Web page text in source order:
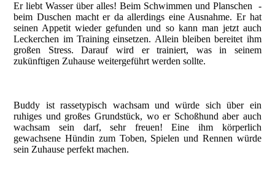
Er liebt Wasser über alles! Beim Schwimmen und Planschen -
beim Duschen macht er da allerdings eine Ausnahme. Er hat
seinen Appetit wieder gefunden und so kann man jetzt auch
Leckerchen im Training einsetzen. Allein bleiben bereitet ihm
großen Stress. Darauf wird er trainiert, was in seinem
zukünftigen Zuhause weitergeführt werden sollte.
Buddy ist rassetypisch wachsam und würde sich über ein
ruhiges und großes Grundstück, wo er Schoßhund aber auch
wachsam sein darf, sehr freuen! Eine ihm körperlich
gewachsene Hündin zum Toben, Spielen und Rennen würde
sein Zuhause perfekt machen.